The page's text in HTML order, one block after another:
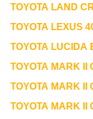
TOYOTA LAND
TOYOTA LEXUS
TOYOTA LUCIDA
TOYOTA MARK II
TOYOTA MARK II
TOYOTA MARK II